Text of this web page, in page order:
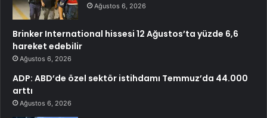
Ağustos 6, 2026
Brinker International hissesi 12 Ağustos’ta yüzde 6,6
hareket edebilir
Ağustos 6, 2026
ADP: ABD’de özel sektör istihdamı Temmuz’da 44.000
arttı
Ağustos 6, 2026